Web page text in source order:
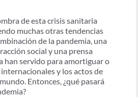
de esta crisis sanitaria
muchas otras tendencias
de la pandemia, una
social y una prensa
han servido para amortiguar o
y los actos de
Entonces, ¿qué pasará